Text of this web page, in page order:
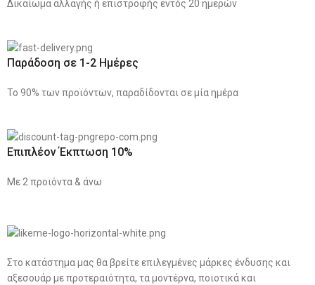
Δικαίωμα αλλαγής ή επιστροφής εντός 20 ημερών
Παράδοση σε 1-2 Ημέρες
Το 90% των προϊόντων, παραδίδονται σε μία ημέρα
Επιπλέον Έκπτωση 10%
Με 2 προϊόντα & άνω
Στο κατάστημα μας θα βρείτε επιλεγμένες μάρκες ένδυσης και
αξεσουάρ με προτεραιότητα, τα μοντέρνα, ποιοτικά και